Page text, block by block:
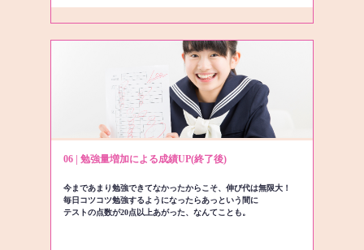
06 | 勉強量増加による成績UP(終了後)
今まであまり勉強できてなかったからこそ、伸び代は無限大！
毎日コツコツ勉強するようになったらあっという間に
テストの点数が20点以上あがった、なんてことも。